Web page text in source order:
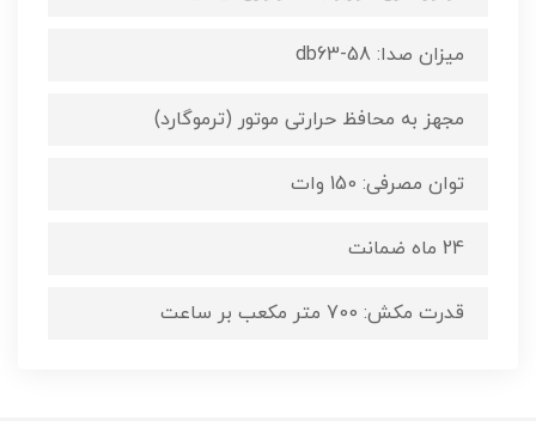
میزان صدا: db63-58
مجهز به محافظ حرارتی موتور (ترموگارد)
توان مصرفی: 150 وات
24 ماه ضمانت
قدرت مکش: 700 متر مکعب بر ساعت